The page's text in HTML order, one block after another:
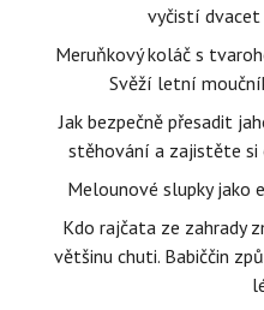
vyčistí
Meruňkový koláč s
Svěží letní
Jak bezpečně přesadit
stěhování a zajistěte si
Melounové slupky jako
Kdo rajčata ze zahrady
většinu chuti. Babiččin